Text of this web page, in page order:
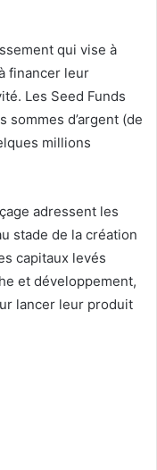
qui vise à
financer leur
Les Seed Funds
d’argent (de
millions
adressent les
stade de la création
capitaux levés
et développement,
lancer leur produit